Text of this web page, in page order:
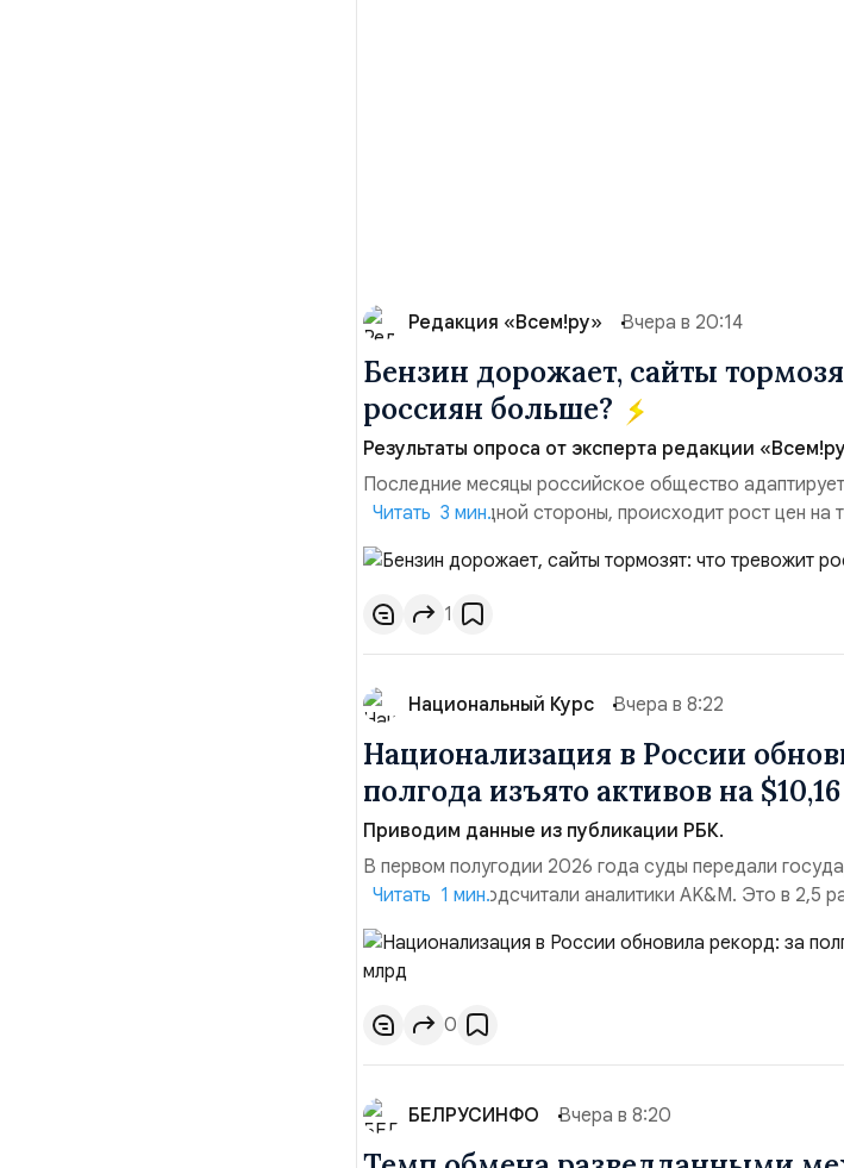
Редакция «Всем!ру» Вчера в 20:14
Бензин дорожает, сайты
россиян больше?
Результаты опроса от эксперта редакции
Последние месяцы российское общество
давления. С одной стороны, происходит рост цен
инфляция и локальные сбои в поставках бензина. А с
турбулентность: перебои в работе интернета,
осваивать VPN и российские платформы.Что из этого
Читать 3 мин.
1
Национальный Курс Вчера в 8:22
Национализация в России
полгода изъято активов на
Приводим данные из публикации РБК.
В первом полугодии 2026 года суды передали
$10,16 млрд, подсчитали аналитики AK&M. Это в 2,5
период 2025 года ($3,95 млрд). Всего зафиксировано
транзакций, которые обеспечили 42,2% денежного
слияний и поглощений. Крупнейшей ...
Читать 1 мин.
0
БЕЛРУСИНФО Вчера в 8:20